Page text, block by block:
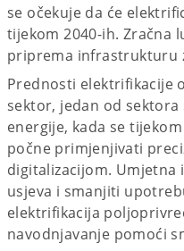
se očekuje da će
tijekom 2040-ih. Zračna
priprema infrastrukturu
Prednosti elektrifikacije
sektor, jedan od
energije, kada se
počne primjenjivati
digitalizacijom.
usjeva i smanjiti
elektrifikacija
navodnjavanje pomoći